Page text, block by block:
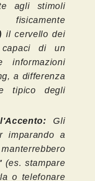
agli stimoli
il cervello dei
capaci di un
informazioni
a differenza
tipico degli
Gli
imparando a
(es. stampare
o telefonare